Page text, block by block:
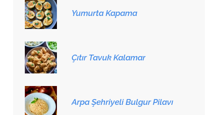
Yumurta Kapama
Çıtır Tavuk Kalamar
Arpa Şehriyeli Bulgur Pilavı